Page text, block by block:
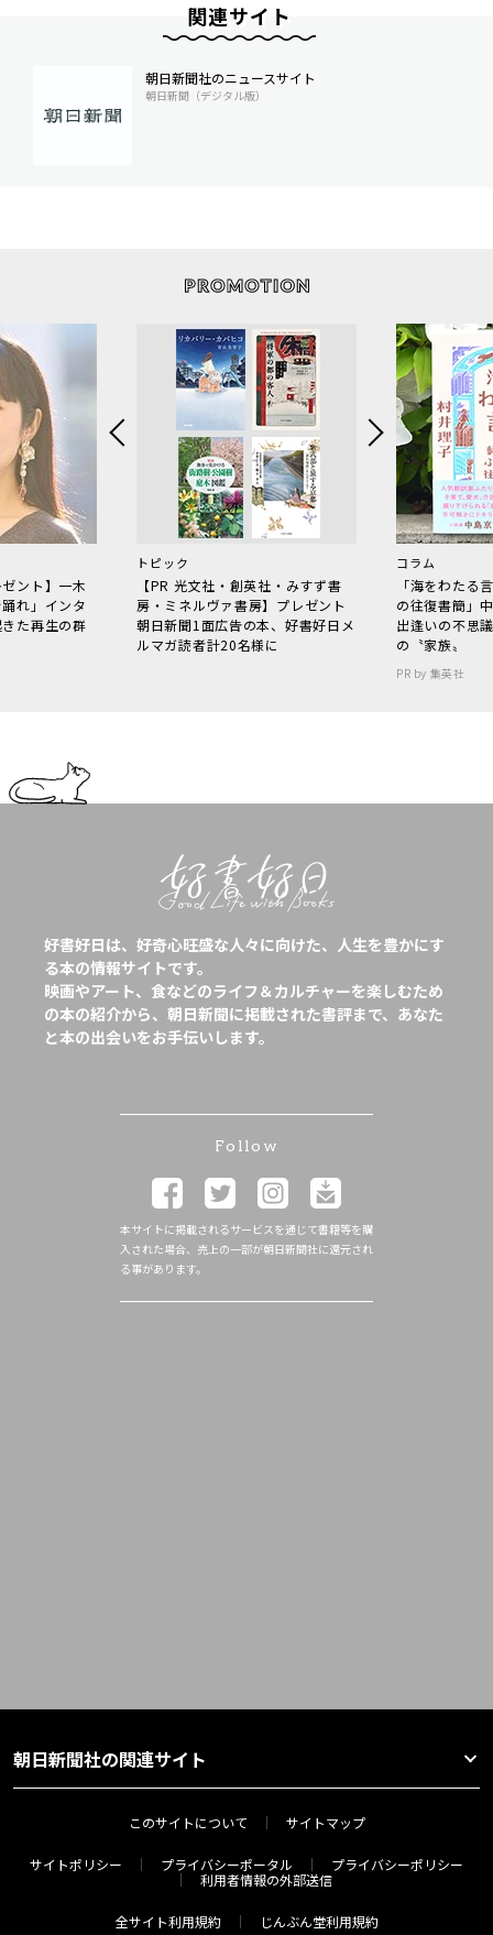
関連サイト
朝日新聞社のニュースサイト
朝日新聞（デジタル版）
ント】一木
れ」インタ
た再生の群
トピック
【PR 光文社・創英社・みすず書
房・ミネルヴァ書房】プレゼント
朝日新聞1面広告の本、好書好日メ
ルマガ読者計20名様に
コラム
「海をわた
の往復書簡」
出逢いの不思
の〝家族〟
PR by 集英社
好書好日は、好奇心旺盛な人々に向けた、人生を豊かにす
る本の情報サイトです。
映画やアート、食などのライフ＆カルチャーを楽しむため
の本の紹介から、朝日新聞に掲載された書評まで、あなた
と本の出会いをお手伝いします。
Follow
本サイトに掲載されるサービスを通じて書籍等を購
入された場合、売上の一部が朝日新聞社に還元され
る事があります。
朝日新聞社の関連サイト
このサイトについて サイトマップ
サイトポリシー プライバシーポータル
プライバシーポリシー
利用者情報の外部送信
全サイト利用規約 じんぶん堂利用規約